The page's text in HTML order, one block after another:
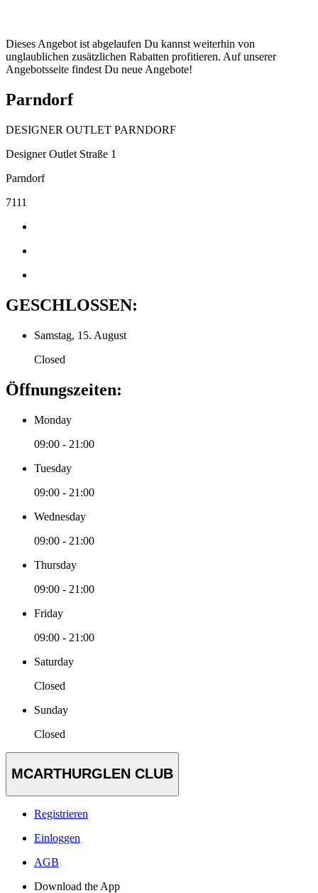
Dieses Angebot ist abgelaufen Du kannst weiterhin von
unglaublichen zusätzlichen Rabatten profitieren. Auf unserer
Angebotsseite findest Du neue Angebote!
Parndorf
DESIGNER OUTLET PARNDORF
Designer Outlet Straße 1
Parndorf
7111
GESCHLOSSEN:
Samstag, 15. August
Closed
Öffnungszeiten:
Monday
09:00 - 21:00
Tuesday
09:00 - 21:00
Wednesday
09:00 - 21:00
Thursday
09:00 - 21:00
Friday
09:00 - 21:00
Saturday
Closed
Sunday
Closed
MCARTHURGLEN CLUB
Registrieren
Einloggen
AGB
Download the App